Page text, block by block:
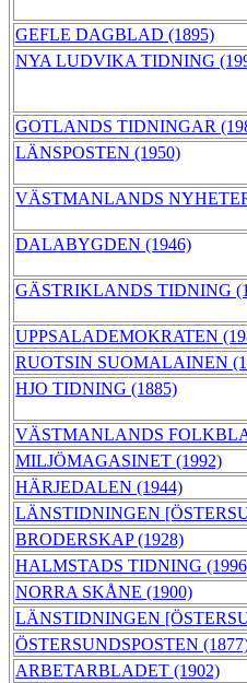
GEFLE DAGBLAD (1895)
NYA LUDVIKA TIDNING
GOTLANDS TIDNINGAR
LÄNSPOSTEN (1950)
VÄSTMANLANDS
DALABYGDEN (1946)
GÄSTRIKLANDS TIDNING
UPPSALADEMOKRATEN
RUOTSIN SUOMALAINEN
HJO TIDNING (1885)
VÄSTMANLANDS
MILJÖMAGASINET (1992)
HÄRJEDALEN (1944)
LÄNSTIDNINGEN
BRODERSKAP (1928)
HALMSTADS TIDNING
NORRA SKÅNE (1900)
LÄNSTIDNINGEN
ÖSTERSUNDSPOSTEN
ARBETARBLADET (1902)